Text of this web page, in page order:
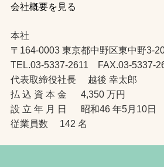
会社概要を見る
本社
〒164-0003 東京都中野区東中野3-
TEL.03-5337-2611 FAX.03-5337-
代表取締役社長 越後 幸太郎
払 込 資 本 金 4,350 万円
設 立 年 月 日 昭和46 年5月10日
従業員数 142 名